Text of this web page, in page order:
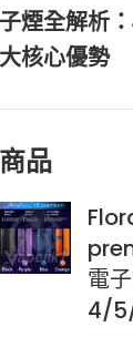
子煙全解析
大核心優勢
商品
電
4/